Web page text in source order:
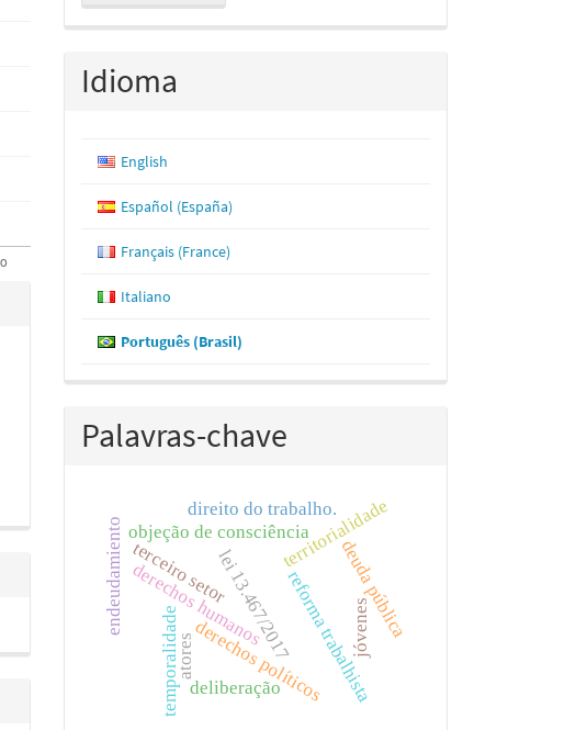
Idioma
English
Español (España)
Français (France)
Italiano
Português (Brasil)
Palavras-chave
derechos humanos
lei 13.467/2017reforma trabalhista
territorialidade
temporalidade jóvenes
derechos políticos
objeção de consciência
deuda pública
endeudamiento
direito do trabalho.
deliberação
terceiro setor
atores